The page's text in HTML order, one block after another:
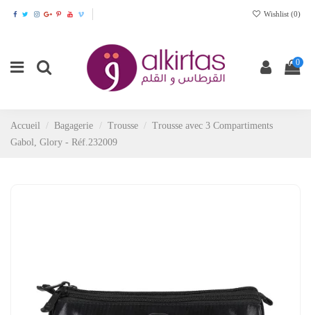
Wishlist (0)
0
Accueil Bagagerie Trousse
Trousse avec 3 Compartiments
Gabol, Glory - Réf.232009